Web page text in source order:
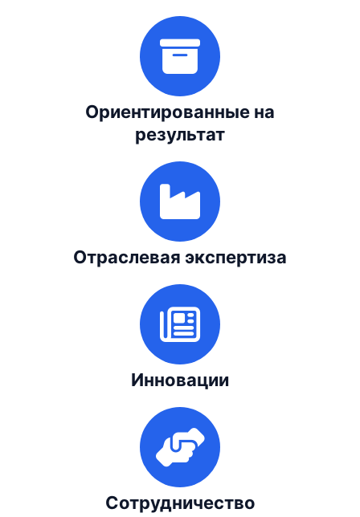
Ориентированные на
результат
Отраслевая экспертиза
Инновации
Сотрудничество